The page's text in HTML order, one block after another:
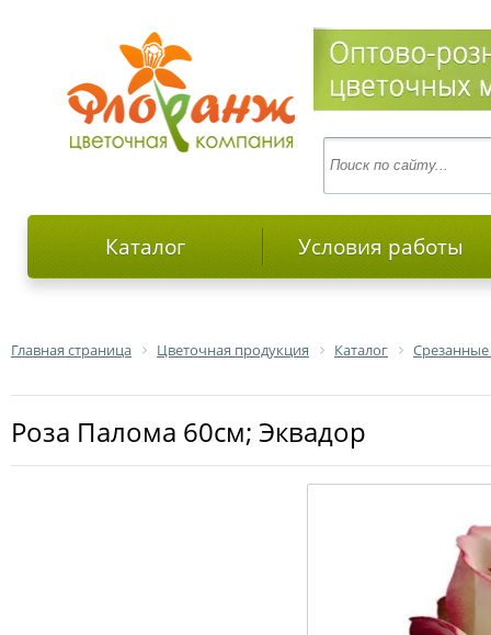
Каталог Условия работы
Главная страница Цветочная продукция Каталог
роза Палома 60см; Эквадор